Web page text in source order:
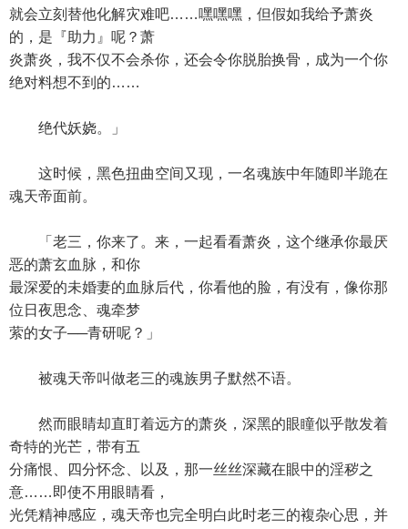
就会立刻替他化解灾难吧……嘿嘿嘿，但假如我给予萧炎
的，是『助力』呢？萧
炎萧炎，我不仅不会杀你，还会令你脱胎换骨，成为一个你
绝对料想不到的……
绝代妖娆。」
这时候，黑色扭曲空间又现，一名魂族中年随即半跪在
魂天帝面前。
「老三，你来了。来，一起看看萧炎，这个继承你最厌
恶的萧玄血脉，和你
最深爱的未婚妻的血脉后代，你看他的脸，有没有，像你那
位日夜思念、魂牵梦
萦的女子──青研呢？」
被魂天帝叫做老三的魂族男子默然不语。
然而眼睛却直盯着远方的萧炎，深黑的眼瞳似乎散发着
奇特的光芒，带有五
分痛恨、四分怀念、以及，那一丝丝深藏在眼中的淫秽之
意……即使不用眼睛看，
光凭精神感应，魂天帝也完全明白此时老三的複杂心思，并